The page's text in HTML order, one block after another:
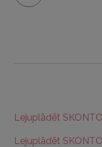
Lejuplādēt
Lejuplādēt